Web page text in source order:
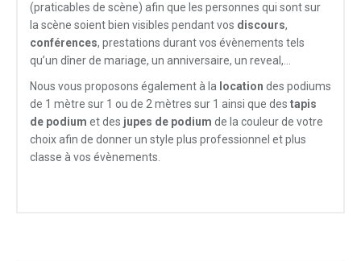
(praticables de scène) afin que les personnes qui sont sur
la scène soient bien visibles pendant vos discours,
conférences, prestations durant vos évènements tels
qu’un dîner de mariage, un anniversaire, un reveal,…
Nous vous proposons également à la location des podiums
de 1 mètre sur 1 ou de 2 mètres sur 1 ainsi que des tapis
de podium et des jupes de podium de la couleur de votre
choix afin de donner un style plus professionnel et plus
classe à vos évènements.